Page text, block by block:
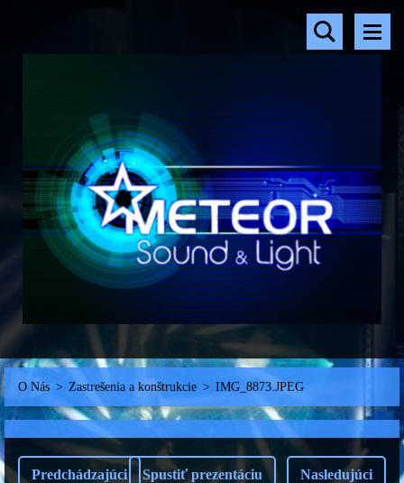
O Nás > Zastrešenia a konštrukcie > IMG_8873.JPEG
Predchádzajúci Spustiť prezentáciu Nasledujúci